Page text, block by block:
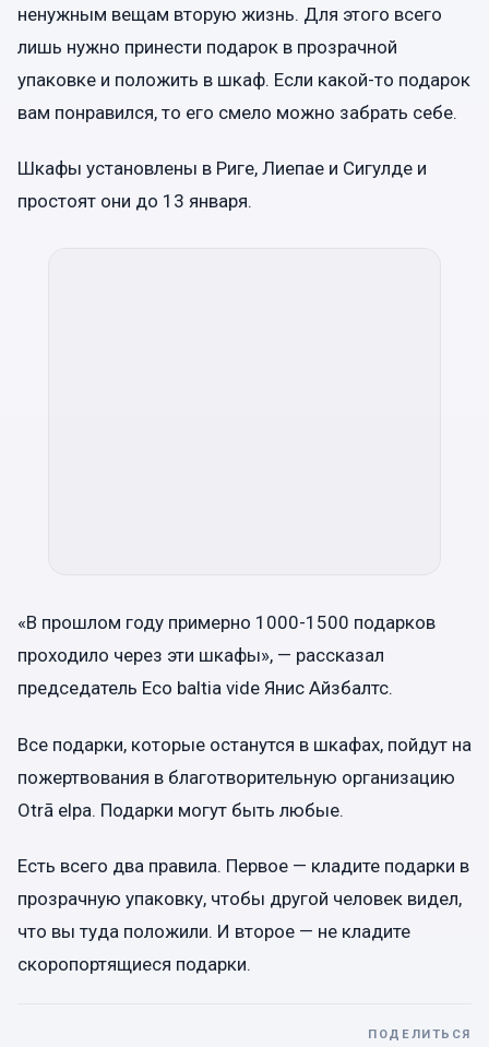
ненужным вещам вторую жизнь. Для этого всего
лишь нужно принести подарок в прозрачной
упаковке и положить в шкаф. Если какой-то подарок
вам понравился, то его смело можно забрать себе.
Шкафы установлены в Риге, Лиепае и Сигулде и
простоят они до 13 января.
«В прошлом году примерно 1000-1500 подарков
проходило через эти шкафы», — рассказал
председатель Eco baltia vide Янис Айзбалтс.
Все подарки, которые останутся в шкафах, пойдут на
пожертвования в благотворительную организацию
Otrā elpa. Подарки могут быть любые.
Есть всего два правила. Первое — кладите подарки в
прозрачную упаковку, чтобы другой человек видел,
что вы туда положили. И второе — не кладите
скоропортящиеся подарки.
ПОДЕЛИТЬСЯ